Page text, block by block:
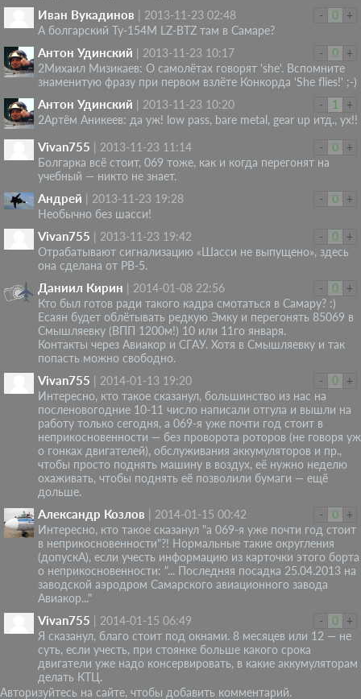
-
0 +
Иван Вукадинов
2013-11-23 02:48
А болгарский Ту-154M LZ-BTZ там в Самаре?
-
0 +
Антон Удинский
2013-11-23 10:17
2Михаил Мизикаев: О самолётах говорят 'she'. Вспомните
знаменитую фразу при первом взлёте Конкорда 'She flies!' ;-)
-
1 +
Антон Удинский
2013-11-23 10:20
2Артём Аникеев: да уж! low pass, bare metal, gear up итд., ух!!
- 0 +
Vivan755
2013-11-23 11:14
Болгарка всё стоит, 069 тоже, как и когда перегонят на
учебный — никто не знает.
-
0 +
Андрей
2013-11-23 19:28
Необычно без шасси!
-
0 +
Vivan755
2013-11-23 19:42
Отрабатывают сигнализацию «Шасси не выпущено», здесь
она сделана от РВ-5.
-
0 +
Даниил Кирин
2014-01-08 22:56
Кто был готов ради такого кадра смотаться в Самару? :)
Есаян будет облётывать редкую Эмку и перегонять 85069 в
Смышляевку (ВПП 1200м!) 10 или 11го января.
Контакты через Авиакор и СГАУ. Хотя в Смышляевку и так
попасть можно свободно.
-
0 +
Vivan755
2014-01-13 19:20
Интересно, кто такое сказанул, большинство из нас на
посленовогодние 10-11 число написали отгула и вышли на
работу только сегодня, а 069-я уже почти год стоит в
неприкосновенности — без проворота роторов (не говоря уж
о гонках двигателей), обслуживания аккумуляторов и пр.,
чтобы просто поднять машину в воздух, её нужно неделю
охаживать, чтобы поднять её позволили бумаги — ещё
дольше.
-
0 +
Александр Козлов
2014-01-15 00:42
Интересно, кто такое сказанул "а 069-я уже почти год стоит
в неприкосновенности"?! Нормальные такие округления
(допускА), если учесть информацию из карточки этого борта
о неприкосновенности: "... Последняя посадка 25.04.2013 на
заводской аэродром Самарского авиационного завода
Авиакор..."
-
0 +
Vivan755
2014-01-15 06:49
Я сказанул, благо стоит под окнами. 8 месяцев или 12 — не
суть, если учесть, при стоянке больше какого срока
двигатели уже надо консервировать, в какие аккумуляторам
делать КТЦ.
Авторизуйтесь на сайте, чтобы добавить комментарий.